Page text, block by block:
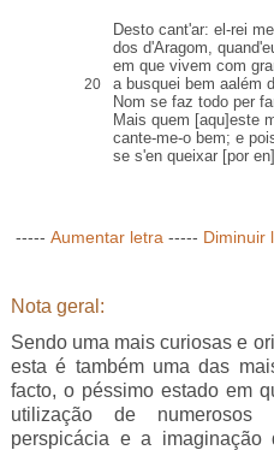
Desto cant'ar: el-rei
dos d'Aragom,
em que vivem com
20
a busquei bem aalém
Nom se faz todo per
Mais quem [aqu]este
cante-me-o bem; e
se s'en queixar [por
----- Aumentar letra ----- Diminuir
Nota geral:
Sendo uma mais curiosas e
esta é também uma das
facto, o péssimo estado em
utilização de numerosos
perspicácia e a imaginação